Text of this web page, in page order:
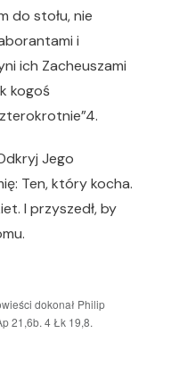
do stołu, nie
i
ich Zacheuszami
kogoś
Jego
Ten, który kocha.
I przyszedł, by
dokonał Philip
21,6b. 4 Łk 19,8.